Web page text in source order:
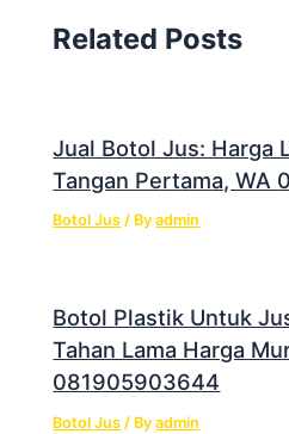
Related Posts
Jual Botol Jus: Harga
Tangan Pertama, WA
Botol Jus / Byadmin
Botol Plastik Untuk
Tahan Lama Harga
081905903644
Botol Jus / Byadmin